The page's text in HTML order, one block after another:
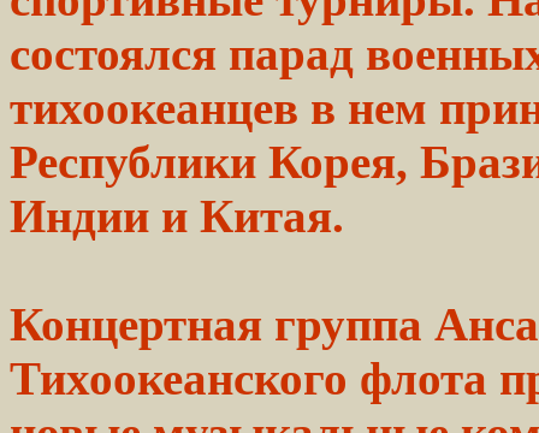
состоялся парад
тихоокеанцев в нем
Республики Корея,
Индии и Китая.
Концертная группа
Тихоокеанского флота